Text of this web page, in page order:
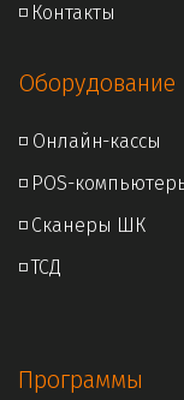
◽ Контакты
Оборудование
◽ Онлайн-кассы
◽ POS-
◽ Сканеры ШК
◽ ТСД
Программы